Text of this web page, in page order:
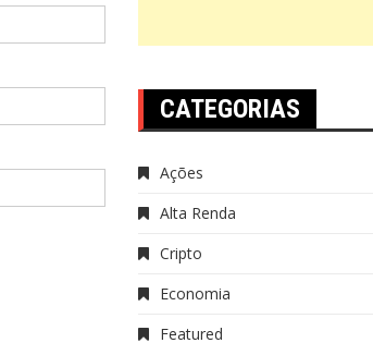
CATEGORIAS
Ações
Alta Renda
Cripto
Economia
Featured